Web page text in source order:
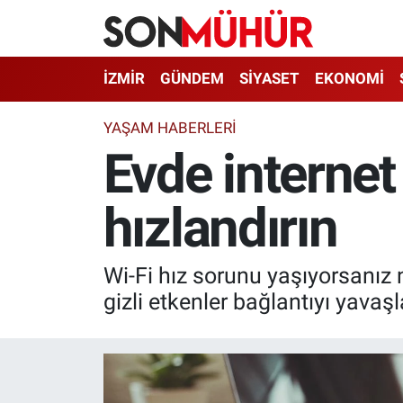
İZMİR GÜNDEM SİYASET EKONOMİ
YAŞAM HABERLERI
Evde
hızlandırın
Wi-Fi hız sorunu
gizli etkenler bağlantıyı
İzmir Nöbetçi Eczaneler
İzmir Namaz Vakitleri
İzmir Trafik Yoğunluk Haritası
Süper Lig Puan Durumu ve Fikstür
Tüm Manşetler
Haber Arşivi